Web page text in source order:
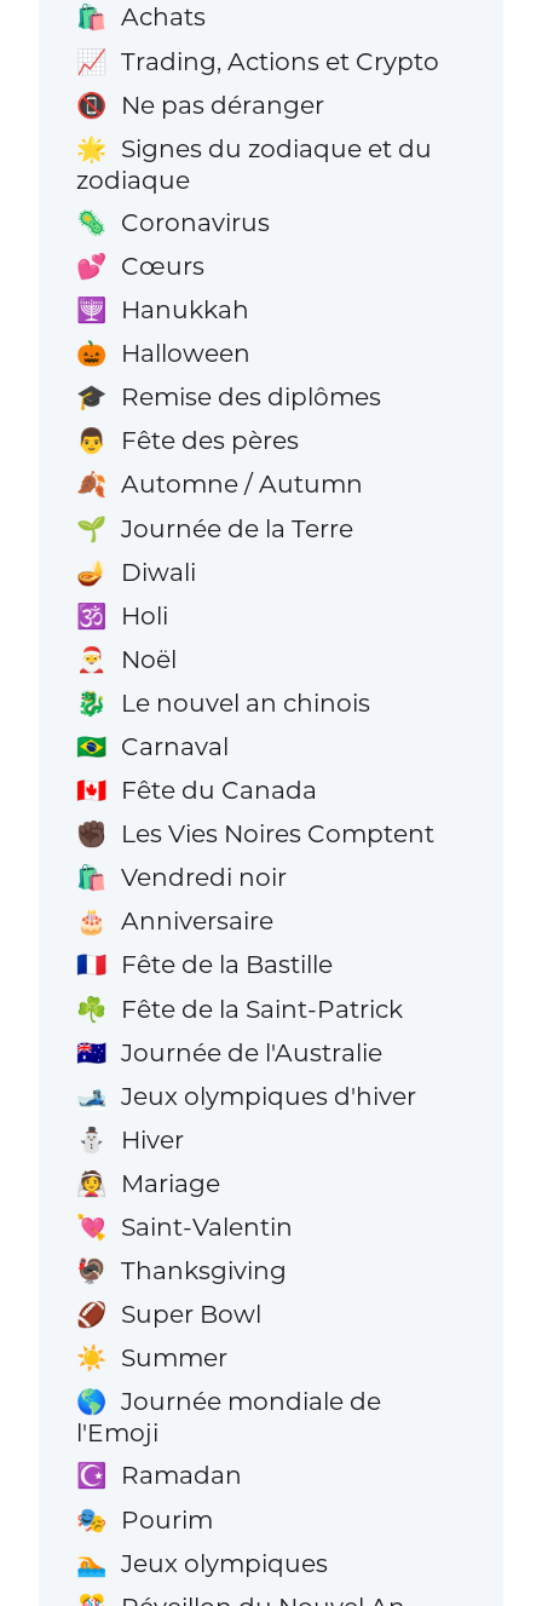
🛍️ Achats
📈 Trading, Actions et Crypto
📵 Ne pas déranger
🌟 Signes du zodiaque et du
zodiaque
🦠 Coronavirus
💕 Cœurs
🕎 Hanukkah
🎃 Halloween
🎓 Remise des diplômes
👨 Fête des pères
🍂 Automne / Autumn
🌱 Journée de la Terre
🪔 Diwali
🕉️ Holi
🎅 Noël
🐉 Le nouvel an chinois
🇧🇷 Carnaval
🇨🇦 Fête du Canada
✊🏿 Les Vies Noires Comptent
🛍️ Vendredi noir
🎂 Anniversaire
🇫🇷 Fête de la Bastille
☘️ Fête de la Saint-Patrick
🇦🇺 Journée de l'Australie
🎿 Jeux olympiques d'hiver
⛄ Hiver
👰 Mariage
💘 Saint-Valentin
🦃 Thanksgiving
🏈 Super Bowl
☀️ Summer
🌎 Journée mondiale de
l'Emoji
☪️ Ramadan
🎭 Pourim
🏊 Jeux olympiques